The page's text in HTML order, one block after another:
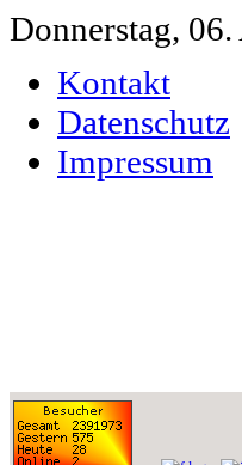
Donnerstag,
Kontakt
Datenschutz
Impressum